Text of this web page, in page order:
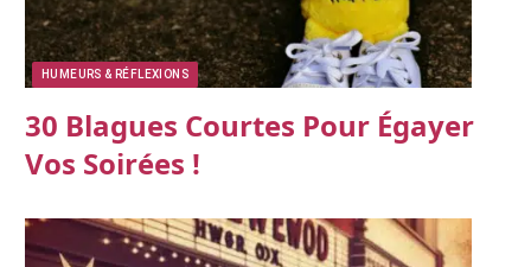
HUMEURS & RÉFLEXIONS
30 Blagues Courtes Pour Égayer
Vos Soirées !